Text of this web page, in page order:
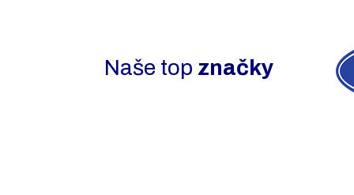
Naše top značky